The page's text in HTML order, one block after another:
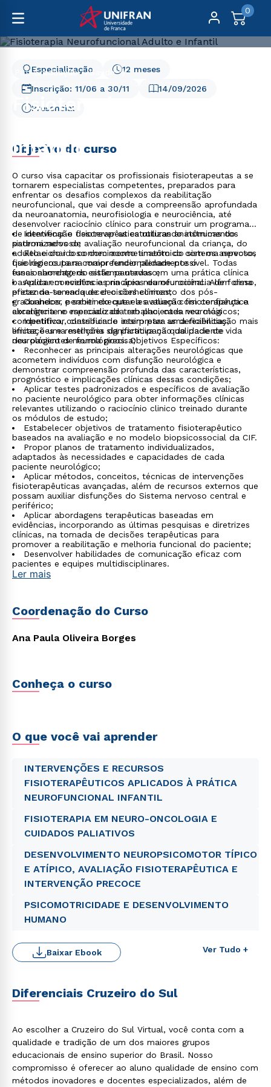
0
Pós-Graduação
Saúde
Fisioterapia Neurofuncional Adulto e Infantil
Fisioterapia
Infantil
14/09/2026
12 meses
Especialização
Presencial
Inscrição: 11/06 a 30/11
Objetivo do curso
O curso visa capacitar os profissionais fisioterapeutas a se
tornarem especialistas competentes, preparados para
enfrentar os desafios complexos da reabilitação
neurofuncional, que vai desde a compreensão aprofundada
da neuroanatomia, neurofisiologia e neurociência, até
desenvolver raciocínio clínico para construir um programa
de intervenção fisioterapêutica utilizando instrumentos
padronizados de avaliação neurofuncional da criança, do
adulto e do idoso com acometimento do sistema nervoso,
que repercuta na maior funcionalidade possível. Todas
essas abordagens estão pautadas em uma prática clínica
baseada em evidências na área neurofuncional. Além disso,
pretende-se enriquecer o conhecimento dos pós-
graduandos, permitindo que eles atuem com confiança e
excelência no mercado de trabalho, cada vez mais
competitivo, contribuindo assim para uma reabilitação mais
eficaz e uma melhoria significativa na qualidade de vida
dos pacientes neurológicos. Objetivos Específicos:
Identificar e descrever as estruturas anatômicas do
sistema nervoso;
Relacionar o conhecimento anatômico com os aspectos
fisiológicos para compreender plenamente o
funcionamento do sistema nervoso;
Aplicar conceitos e princípios da neurociência de forma
eficaz na tomada de decisões clínicas;
Conhecer e saber executar a avaliação fisioterapêutica
abrangente e especializada em pacientes neurológicos;
Identificar, classificar e interpretar as deficiências,
limitações e restrições da participação do paciente
neurológico de forma precisa;
Reconhecer as principais alterações neurológicas que
acometem indivíduos com disfunção neurológica e
demonstrar compreensão profunda das características,
prognóstico e implicações clínicas dessas condições;
Aplicar testes padronizados e específicos de avaliação
no paciente neurológico para obter informações clínicas
relevantes utilizando o raciocínio clinico treinado durante
os módulos de estudo;
Estabelecer objetivos de tratamento fisioterapêutico
baseados na avaliação e no modelo biopsicossocial da CIF.
Propor planos de tratamento individualizados,
adaptados às necessidades e capacidades de cada
paciente neurológico;
Aplicar métodos, conceitos, técnicas de intervenções
fisioterapêuticas avançadas, além de recursos externos que
possam auxiliar disfunções do Sistema nervoso central e
periférico;
Aplicar abordagens terapêuticas baseadas em
evidências, incorporando as últimas pesquisas e diretrizes
clínicas, na tomada de decisões terapêuticas para
promover a reabilitação e melhoria funcional do paciente;
Desenvolver habilidades de comunicação eficaz com
pacientes e equipes multidisciplinares.
Ler mais
Coordenação do Curso
Ana Paula Oliveira Borges
Conheça o curso
O que você vai aprender
INTERVENÇÕES E RECURSOS
FISIOTERAPÊUTICOS APLICADOS À PRÁTICA
NEUROFUNCIONAL INFANTIL
FISIOTERAPIA EM NEURO-ONCOLOGIA E
CUIDADOS PALIATIVOS
DESENVOLVIMENTO NEUROPSICOMOTOR TÍPICO
E ATÍPICO, AVALIAÇÃO FISIOTERAPÊUTICA E
INTERVENÇÃO PRECOCE
PSICOMOTRICIDADE E DESENVOLVIMENTO
HUMANO
Ver Tudo +
Baixar Ebook
Diferenciais Cruzeiro do Sul
Ao escolher a Cruzeiro do Sul Virtual, você conta com a
qualidade e tradição de um dos maiores grupos
educacionais de ensino superior do Brasil. Nosso
compromisso é oferecer ao aluno qualidade de ensino com
métodos inovadores e docentes especializados, além de
Rápido e fácil